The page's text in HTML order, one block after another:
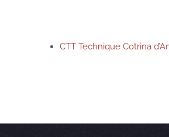
CTT Technique Cotrina